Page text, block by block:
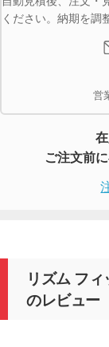
ください。納期を調
営
ご注文前
リズム フ
のレビュー